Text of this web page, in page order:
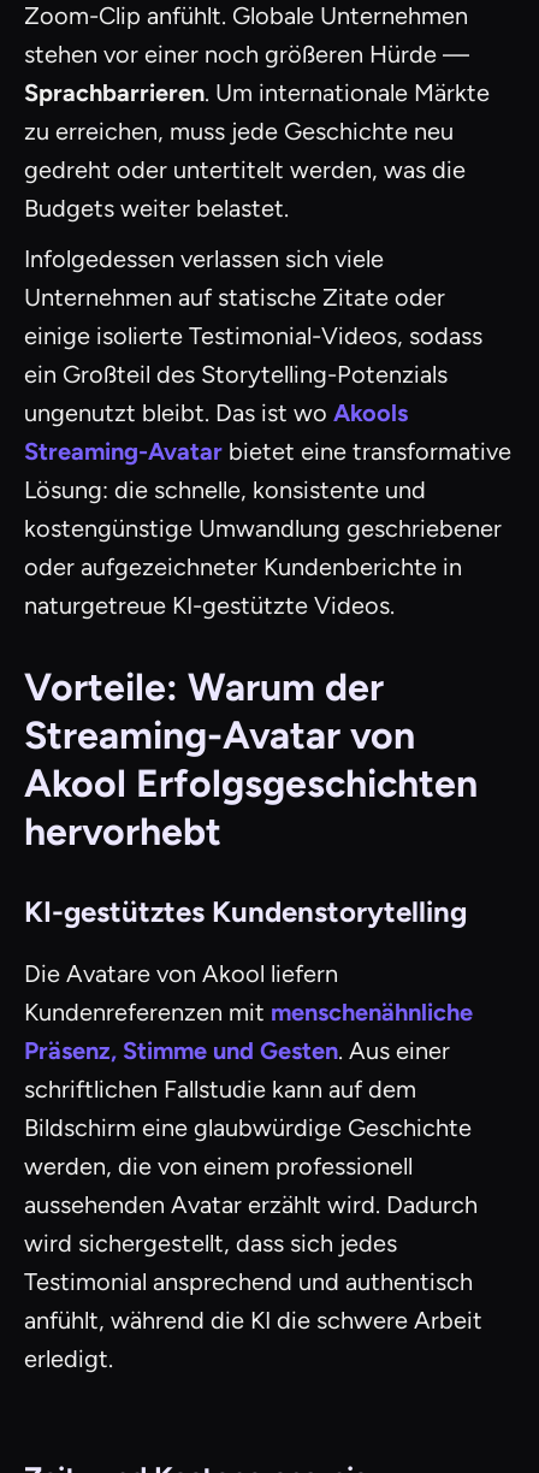
Zoom-Clip anfühlt. Globale Unternehmen
stehen vor einer noch größeren Hürde —
Sprachbarrieren. Um internationale Märkte
zu erreichen, muss jede Geschichte neu
gedreht oder untertitelt werden, was die
Budgets weiter belastet.
Infolgedessen verlassen sich viele
Unternehmen auf statische Zitate oder
einige isolierte Testimonial-Videos, sodass
ein Großteil des Storytelling-Potenzials
ungenutzt bleibt. Das ist wo Akools
Streaming-Avatar bietet eine transformative
Lösung: die schnelle, konsistente und
kostengünstige Umwandlung geschriebener
oder aufgezeichneter Kundenberichte in
naturgetreue KI-gestützte Videos.
Vorteile: Warum der
Streaming-Avatar von
Akool Erfolgsgeschichten
hervorhebt
KI-gestütztes Kundenstorytelling
Die Avatare von Akool liefern
Kundenreferenzen mit menschenähnliche
Präsenz, Stimme und Gesten. Aus einer
schriftlichen Fallstudie kann auf dem
Bildschirm eine glaubwürdige Geschichte
werden, die von einem professionell
aussehenden Avatar erzählt wird. Dadurch
wird sichergestellt, dass sich jedes
Testimonial ansprechend und authentisch
anfühlt, während die KI die schwere Arbeit
erledigt.